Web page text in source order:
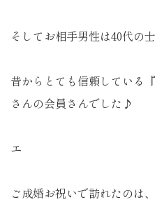
そしてお相手男性は40代の
昔からとても信頼している
さんの会員さんでした♪
エ
ご成婚お祝いで訪れたのは